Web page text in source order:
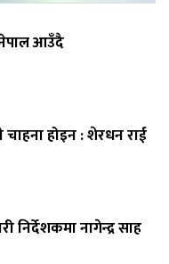
नेपाल आउँदै
चाहना होइन : शेरधन राई
नागेन्द्र साह